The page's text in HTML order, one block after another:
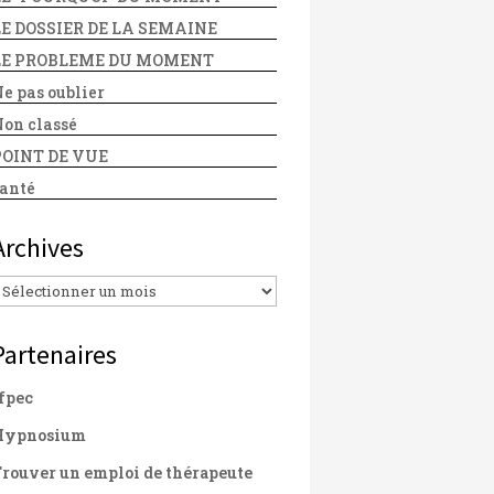
DOSSIER DE LA SEMAINE
PROBLEME DU MOMENT
pas oublier
classé
DE VUE
un emploi de thérapeute